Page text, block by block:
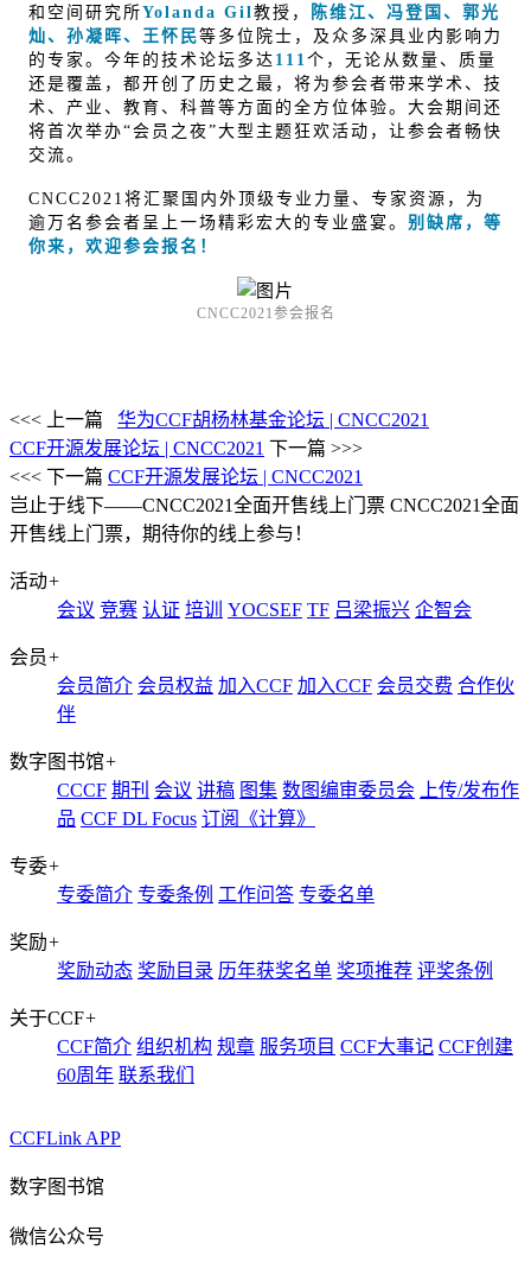
和空间研究所Yolanda Gil教授，
陈维江、冯登国、郭光
灿、孙凝晖、王怀民等多位院士，及众多深具业内影响力
的专家。今年的技术论坛多达 111个，无论从数量、质量
还是覆盖，都开创了历史之最，将为参会者带来学术、技
术、产业、教育、科普等方面的全方位体验。大会期间还
将首次举办“会员之夜”大型主题狂欢活动，让参会者畅快
交流。
CNCC2021将汇聚国内外顶级专业力量、专家资源，为
逾万名参会者呈上一场精彩宏大的专业盛宴。 别缺席，等
你来，欢迎参会报名！
CNCC2021参会报名
<<< 上一篇
华为CCF胡杨林基金论坛 | CNCC2021
CCF开源发展论坛 | CNCC2021 下一篇 >>>
<<< 下一篇 CCF开源发展论坛 | CNCC2021
岂止于线下——CNCC2021全面开售线上门票 CNCC2021全面
开售线上门票，期待你的线上参与！
活动+
会议 竞赛 认证 培训 YOCSEF TF 吕梁振兴 企智会
会员+
会员简介 会员权益 加入CCF 加入CCF 会员交费 合作伙
伴
数字图书馆+
CCCF 期刊 会议 讲稿 图集 数图编审委员会
上传/发布作
品 CCF DL Focus 订阅《计算》
专委+
专委简介 专委条例 工作问答 专委名单
奖励+
奖励动态 奖励目录 历年获奖名单 奖项推荐 评奖条例
关于CCF+
CCF简介 组织机构 规章 服务项目 CCF大事记 CCF创建
60周年 联系我们
CCFLink APP
数字图书馆
微信公众号